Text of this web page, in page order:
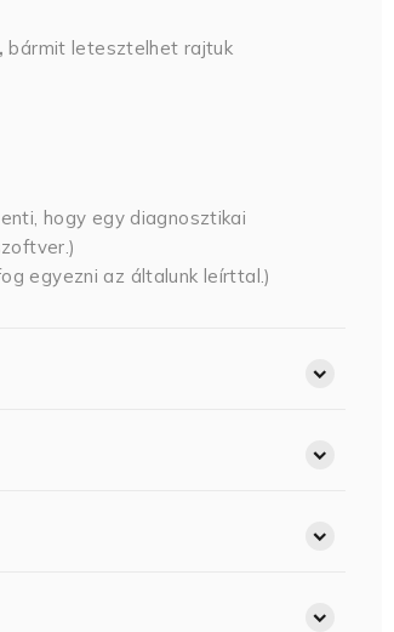
bármit letesztelhet rajtuk
hogy egy diagnosztikai
egyezni az általunk leírttal.)